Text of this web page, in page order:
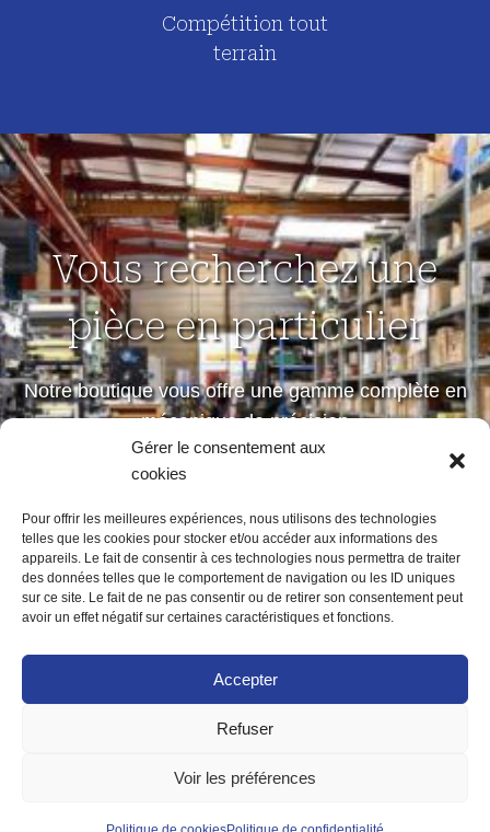
Gérer le consentement aux
cookies
Pour offrir les meilleures expériences, nous utilisons des technologies
telles que les cookies pour stocker et/ou accéder aux informations des
appareils. Le fait de consentir à ces technologies nous permettra de traiter
des données telles que le comportement de navigation ou les ID uniques
sur ce site. Le fait de ne pas consentir ou de retirer son consentement peut
avoir un effet négatif sur certaines caractéristiques et fonctions.
Accepter
Refuser
Voir les préférences
Compétition tout
terrain
Vous recherchez une
pièce en particulier
Notre boutique vous offre une gamme complète en
mécanique de précision
petites et moyennes séries
Notre boutique
MENTIONS LÉGALES
POLITIQUE DE CONFIDENTIALITÉ